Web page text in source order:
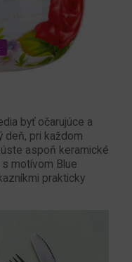
byť očarujúce a
deň, pri každom
aspoň keramické
motívom Blue
prakticky